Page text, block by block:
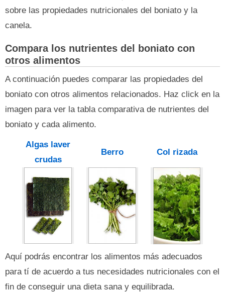
sobre las propiedades nutricionales del boniato y la
canela.
Compara los nutrientes del boniato con
otros alimentos
A continuación puedes comparar las propiedades del
boniato con otros alimentos relacionados. Haz click en la
imagen para ver la tabla comparativa de nutrientes del
boniato y cada alimento.
Algas laver
crudas
Berro Col rizada
Aquí podrás encontrar los alimentos más adecuados
para tí de acuerdo a tus necesidades nutricionales con el
fin de conseguir una dieta sana y equilibrada.